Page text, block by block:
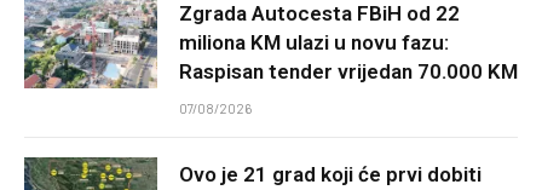
Zgrada Autocesta FBiH od 22
miliona KM ulazi u novu fazu:
Raspisan tender vrijedan 70.000 KM
07/08/2026
Ovo je 21 grad koji će prvi dobiti